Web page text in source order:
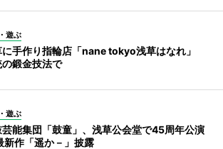
遊ぶ
に手作り指輪店「nane tokyo浅草はなれ」
鍛金技法で
遊ぶ
芸能集団「鼓童」、浅草公会堂で45周年公演
新作「遥か－」披露